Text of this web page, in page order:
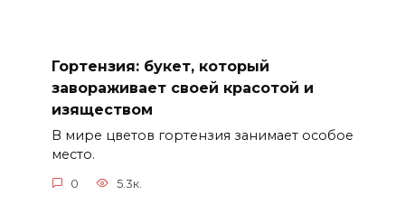
Гортензия: букет, который
завораживает своей красотой и
изяществом
В мире цветов гортензия занимает особое
место.
0 5.3к.